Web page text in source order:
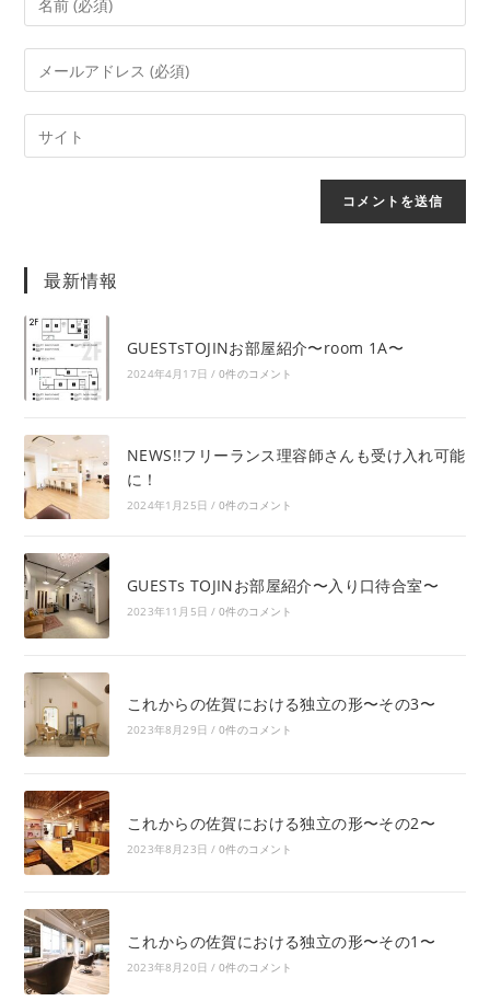
最新情報
GUESTsTOJINお部屋紹介〜room 1A〜
2024年4月17日 / 0件のコメント
NEWS!!フリーランス理容師さんも受け入れ可能
に！
2024年1月25日 / 0件のコメント
GUESTs TOJINお部屋紹介〜入り口待合室〜
2023年11月5日 / 0件のコメント
これからの佐賀における独立の形〜その3〜
2023年8月29日 / 0件のコメント
これからの佐賀における独立の形〜その2〜
2023年8月23日 / 0件のコメント
これからの佐賀における独立の形〜その1〜
2023年8月20日 / 0件のコメント